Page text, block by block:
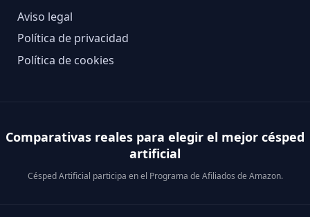
Aviso legal
Política de privacidad
Política de cookies
Comparativas reales para elegir el mejor césped
artificial
Césped Artificial participa en el Programa de Afiliados de Amazon.